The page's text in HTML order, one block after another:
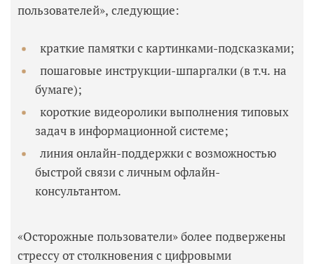
пользователей», следующие:
краткие памятки с картинками-подсказками;
бумаге);
задач в информационной системе;
быстрой связи с личным офлайн-
консультантом.
«Осторожные пользователи» более подвержены
стрессу от столкновения с цифровыми